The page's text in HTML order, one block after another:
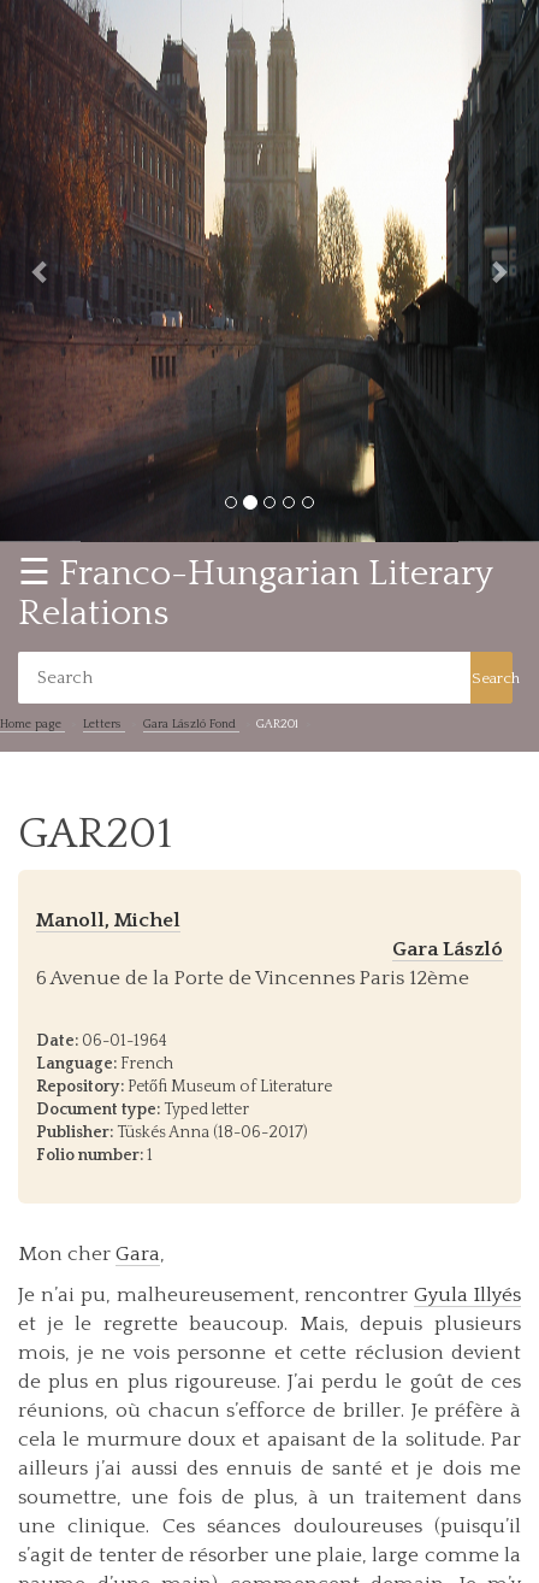
Previous
☰ Franco-Hungarian Literary
Relations
Search
Home page Letters Gara László Fond GAR201
GAR201
Manoll, Michel
Gara László
6 Avenue de la Porte de Vincennes Paris 12ème
Date: 06-01-1964
Language: French
Repository: Petőfi Museum of Literature
Document type: Typed letter
Publisher: Tüskés Anna (18-06-2017)
Folio number:1
Mon cher Gara,
Je n’ai pu, malheureusement, rencontrerGyula Illyés
et je le regrette beaucoup. Mais, depuis plusieurs
mois, je ne vois personne et cette réclusion devient
de plus en plus rigoureuse. J’ai perdu le goût de ces
réunions, où chacun s’efforce de briller. Je préfère à
cela le murmure doux et apaisant de la solitude. Par
ailleurs j’ai aussi des ennuis de santé et je dois me
soumettre, une fois de plus, à un traitement dans
une clinique. Ces séances douloureuses (puisqu’il
s’agit de tenter de résorber une plaie, large comme la